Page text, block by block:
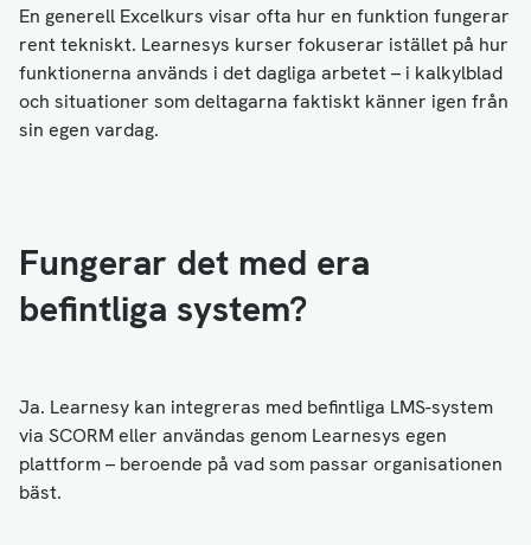
En generell Excelkurs visar ofta hur en funktion fungerar
rent tekniskt. Learnesys kurser fokuserar istället på hur
funktionerna används i det dagliga arbetet – i kalkylblad
och situationer som deltagarna faktiskt känner igen från
sin egen vardag.
Fungerar det med era
befintliga system?
Ja. Learnesy kan integreras med befintliga LMS-system
via SCORM eller användas genom Learnesys egen
plattform – beroende på vad som passar organisationen
bäst.